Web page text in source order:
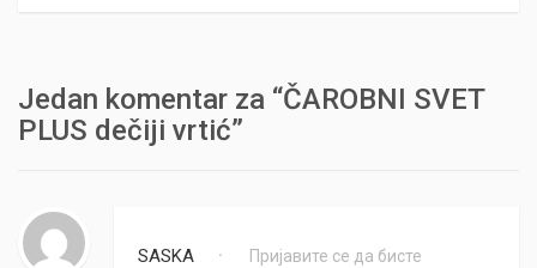
Jedan komentar za “ČAROBNI SVET
PLUS dečiji vrtić”
SASKA •
Пријавите се да бисте